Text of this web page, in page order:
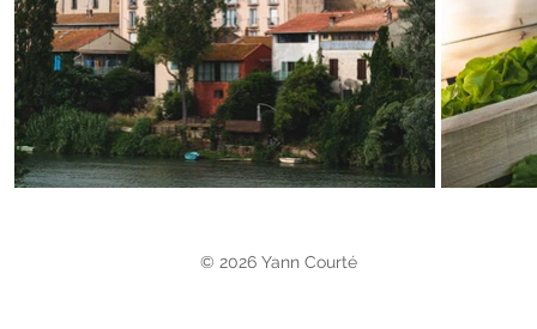
© 2026 Yann Courté